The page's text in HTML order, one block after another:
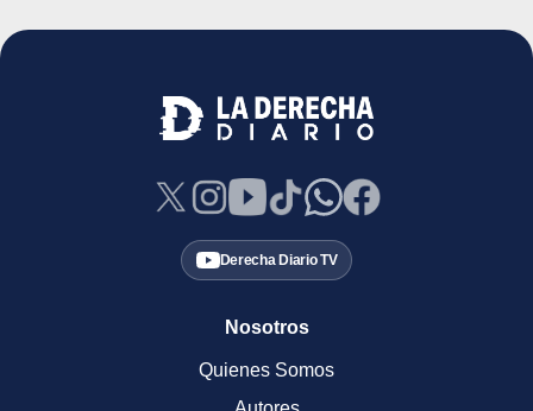
Derecha Diario TV
Nosotros
Quienes Somos